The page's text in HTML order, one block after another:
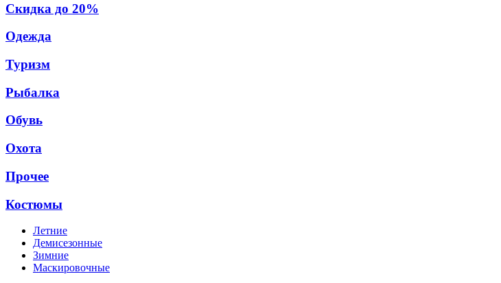
Скидка до 20%
Одежда
Туризм
Рыбалка
Обувь
Охота
Прочее
Костюмы
Летние
Демисезонные
Зимние
Маскировочные